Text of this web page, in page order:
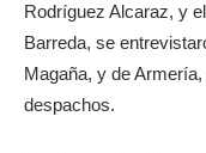
Rodríguez Alcaraz, y
Barreda, se
Magaña, y de
despachos.